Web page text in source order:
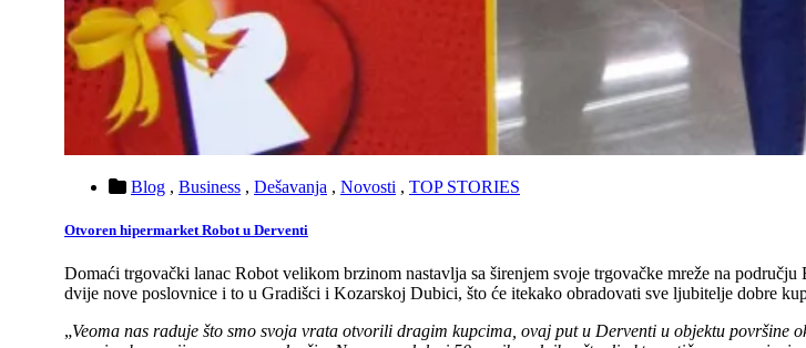
Blog , Business , Dešavanja , Novosti , TOP STORIES
Otvoren hipermarket Robot u Derventi
Domaći trgovački lanac Robot velikom brzinom nastavlja sa širenjem svoje trgovačke mreže na
dvije nove poslovnice i to u Gradišci i Kozarskoj Dubici, što će itekako obradovati sve ljubitelje dobre
„Veoma nas raduje što smo svoja vrata otvorili dragim kupcima, ovaj put u Derventi u objektu